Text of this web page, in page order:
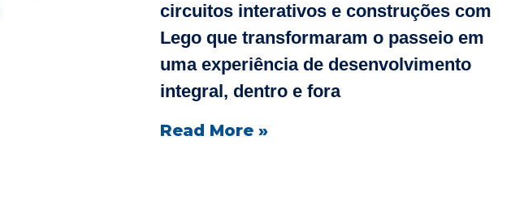
circuitos interativos e construções com
Lego que transformaram o passeio em
uma experiência de desenvolvimento
integral, dentro e fora
Read More »